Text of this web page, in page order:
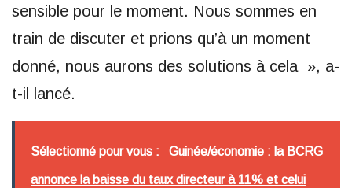
sensible pour le moment. Nous sommes en
train de discuter et prions qu’à un moment
donné, nous aurons des solutions à cela », a-
t-il lancé.
Sélectionné pour vous : Guinée/économie : la BCRG
annonce la baisse du taux directeur à 11% et celui